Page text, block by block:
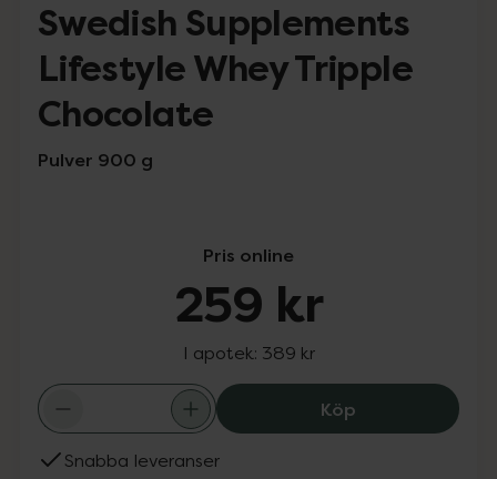
Swedish Supplements
Lifestyle Whey Tripple
Chocolate
Pulver 900 g
Pris online
259 kr
I apotek: 389 kr
KöpSwedish
Snabba leveranser